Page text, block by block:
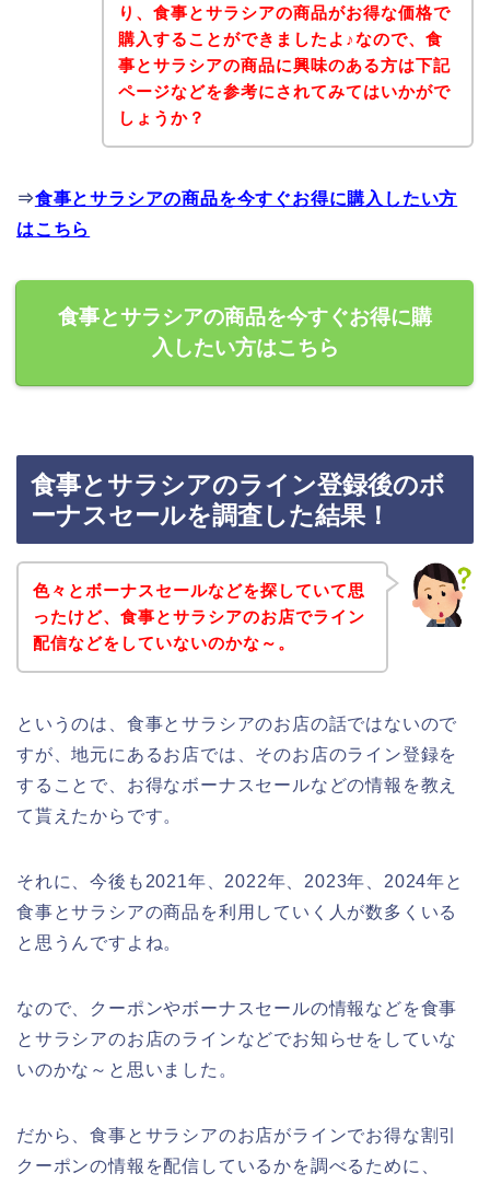
り、食事とサラシアの商品がお得な価格で
購入することができましたよ♪なので、食
事とサラシアの商品に興味のある方は下記
ページなどを参考にされてみてはいかがで
しょうか？
⇒食事とサラシアの商品を今すぐお得に購入したい方
はこちら
食事とサラシアの商品を今すぐお得に購
入したい方はこちら
食事とサラシアのライン登録後のボ
ーナスセールを調査した結果！
色々とボーナスセールなどを探していて思
ったけど、食事とサラシアのお店でライン
配信などをしていないのかな～。
というのは、食事とサラシアのお店の話ではないので
すが、地元にあるお店では、そのお店のライン登録を
することで、お得なボーナスセールなどの情報を教え
て貰えたからです。
それに、今後も2021年、2022年、2023年、2024年と
食事とサラシアの商品を利用していく人が数多くいる
と思うんですよね。
なので、クーポンやボーナスセールの情報などを食事
とサラシアのお店のラインなどでお知らせをしていな
いのかな～と思いました。
だから、食事とサラシアのお店がラインでお得な割引
クーポンの情報を配信しているかを調べるために、